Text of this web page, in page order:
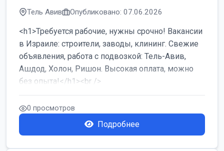
Тель Авив Опубликовано: 07.06.2026
<h1>Требуется рабочие, нужны срочно! Вакансии
в Израиле: строители, заводы, клининг. Свежие
объявления, работа с подвозкой: Тель-Авив,
Ашдод, Холон, Ришон. Высокая оплата, можно
без опыта!</h1><br />
...
0 просмотров
Подробнее